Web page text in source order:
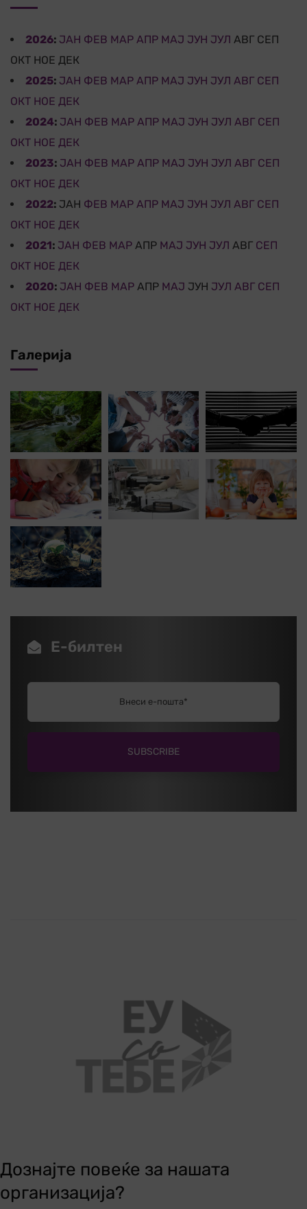
2026: ЈАН ФЕВ МАР АПР МАЈ ЈУН ЈУЛ АВГ СЕП
ОКТ НОЕ ДЕК
2025: ЈАН ФЕВ МАР АПР МАЈ ЈУН ЈУЛ АВГ СЕП
ОКТ НОЕ ДЕК
2024: ЈАН ФЕВ МАР АПР МАЈ ЈУН ЈУЛ АВГ СЕП
ОКТ НОЕ ДЕК
2023: ЈАН ФЕВ МАР АПР МАЈ ЈУН ЈУЛ АВГ СЕП
ОКТ НОЕ ДЕК
2022: ЈАН ФЕВ МАР АПР МАЈ ЈУН ЈУЛ АВГ СЕП
ОКТ НОЕ ДЕК
2021: ЈАН ФЕВ МАР АПР МАЈ ЈУН ЈУЛ АВГ СЕП
ОКТ НОЕ ДЕК
2020: ЈАН ФЕВ МАР АПР МАЈ ЈУН ЈУЛ АВГ СЕП
ОКТ НОЕ ДЕК
Галерија
Е-билтен
Дознајте повеќе за нашата
организација?